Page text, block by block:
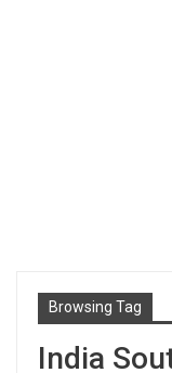
Browsing Tag
India